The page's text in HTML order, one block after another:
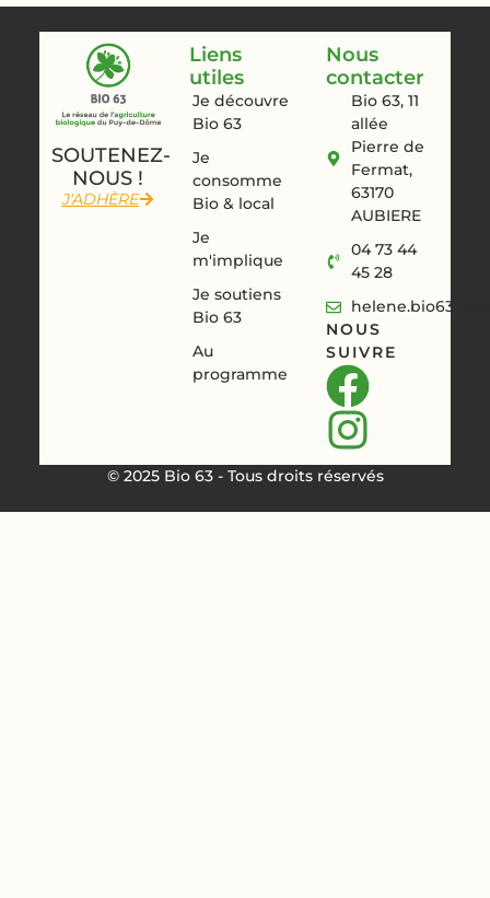
SOUTENEZ-
NOUS !
J'ADHÈRE
Liens
utiles
Je découvre
Bio 63
Je
consomme
Bio & local
Je
m'implique
Je soutiens
Bio 63
Au
programme
Nous
contacter
Bio 63, 11
allée
Pierre de
Fermat,
63170
AUBIERE
04 73 44
45 28
NOUS
SUIVRE
© 2025 Bio 63 - Tous droits réservés